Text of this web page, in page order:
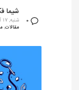
0
شیما
شنبه, 17 آوریل 2021
مقالات,